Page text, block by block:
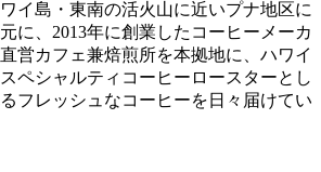
イ島・東南の活火山に近いプナ地区に
に、2013年に創業したコーヒーメーカ
営カフェ兼焙煎所を本拠地に、ハワイ
ペシャルティコーヒーロースターとし
フレッシュなコーヒーを日々届けてい